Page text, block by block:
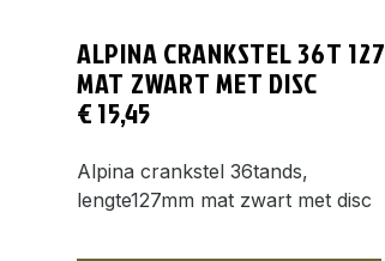
ALPINA CRANKSTEL 36T 127
MAT ZWART MET DISC
€15,45
Alpina crankstel 36tands,
lengte127mm mat zwart met disc